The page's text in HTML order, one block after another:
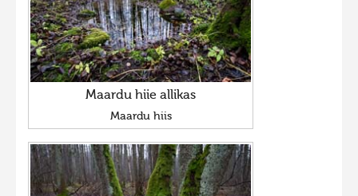
Maardu hiie allikas
Maardu hiis